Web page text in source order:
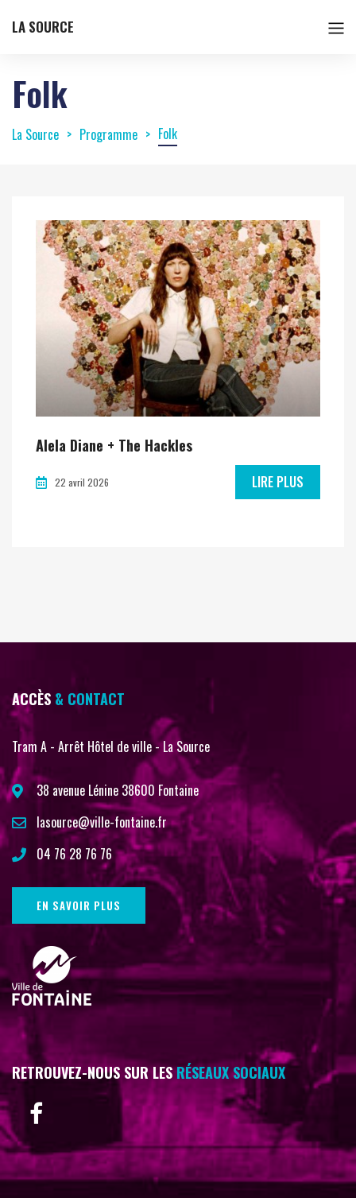
LA SOURCE
Folk
La Source Programme Folk
Alela Diane + The Hackles
22 avril 2026 LIRE PLUS
ACCÈS & CONTACT
Tram A - Arrêt Hôtel de ville - La Source
38 avenue Lénine 38600 Fontaine
lasource@ville-fontaine.fr
04 76 28 76 76
EN SAVOIR PLUS
RETROUVEZ-NOUS SUR LESRÉSEAUX SOCIAUX